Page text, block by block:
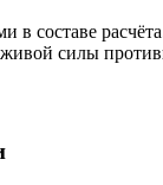
в составе
силы